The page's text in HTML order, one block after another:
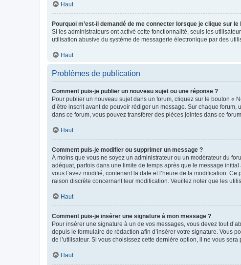
Haut
Pourquoi m’est-il demandé de me connecter lorsque je clique sur
Si les administrateurs ont activé cette fonctionnalité, seuls les
utilisation abusive du système de messagerie électronique par des
Haut
Problèmes de publication
Comment puis-je publier un nouveau sujet ou une réponse ?
Pour publier un nouveau sujet dans un forum, cliquez sur le bouton «
d’être inscrit avant de pouvoir rédiger un message. Sur chaque
dans ce forum, vous pouvez transférer des pièces jointes dans ce
Haut
Comment puis-je modifier ou supprimer un message ?
À moins que vous ne soyez un administrateur ou un modérateur du
adéquat, parfois dans une limite de temps après que le message
vous l’avez modifié, contenant la date et l’heure de la modification.
raison discrète concernant leur modification. Veuillez noter que les
Haut
Comment puis-je insérer une signature à mon message ?
Pour insérer une signature à un de vos messages, vous devez tout
depuis le formulaire de rédaction afin d’insérer votre signature. Vous
de l’utilisateur. Si vous choisissez cette dernière option, il ne vous
Haut